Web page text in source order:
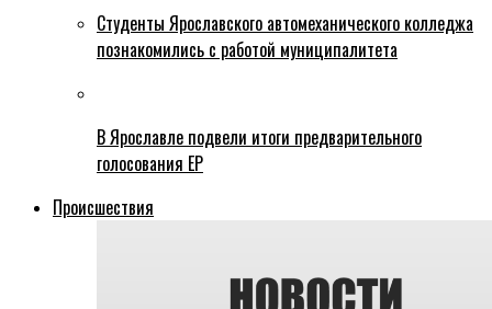
Студенты Ярославского автомеханического колледжа
познакомились с работой муниципалитета
В Ярославле подвели итоги предварительного
голосования ЕР
Происшествия